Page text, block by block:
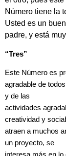
Número tiene la
Usted es un
padre, y está
“Tres”
Este Número es
agradable de
y de las
actividades
creatividad y
atraen a muchos
un proyecto, se